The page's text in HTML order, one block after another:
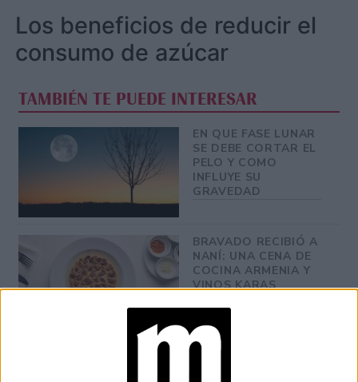
Los beneficios de reducir el
consumo de azúcar
TAMBIÉN TE PUEDE INTERESAR
EN QUE FASE LUNAR
SE DEBE CORTAR EL
PELO Y COMO
INFLUYE SU
GRAVEDAD
BRAVADO RECIBIÓ A
NANÍ: UNA CENA DE
COCINA ARMENIA Y
VINOS KARAS
MANIFESTAR LA